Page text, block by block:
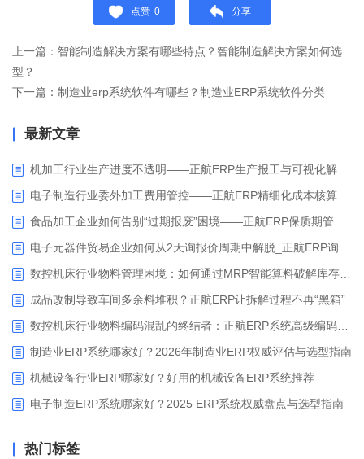
点赞 0 分享
上一篇：智能制造解决方案有哪些特点？智能制造解决方案如何选
型？
下一篇：制造业erp系统软件有哪些？制造业ERP系统软件分类
最新文章
成品改制导致车间多余料堆积？正航ERP让拆解过程不再“黑箱”
制造业ERP系统哪家好？2026年制造业ERP权威评估与选型指南
机械设备行业ERP哪家好？好用的机械设备ERP系统推荐
电子制造ERP系统哪家好？2025 ERP系统权威盘点与选型指南
热门标签